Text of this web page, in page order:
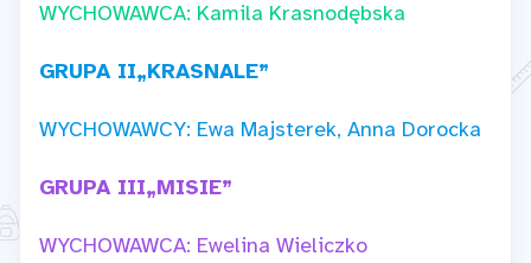
WYCHOWAWCA: Kamila Krasnodębska
GRUPA II„KRASNALE”
WYCHOWAWCY: Ewa Majsterek, Anna Dorocka
GRUPA III„MISIE”
WYCHOWAWCA: Ewelina Wieliczko